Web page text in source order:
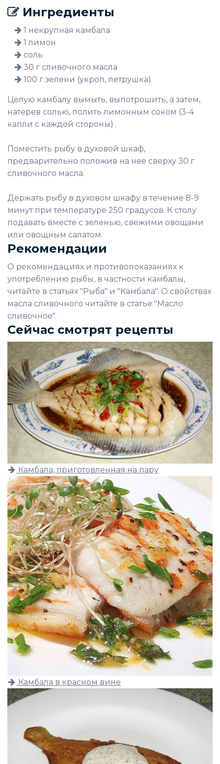
Ингредиенты
1 некрупная камбала
1 лимон
соль
30 г сливочного масла
100 г зелени (укроп, петрушка)
Целую камбалу вымыть, выпотрошить, а затем,
натерев солью, полить лимонным соком (3-4
капли с каждой стороны) .
Поместить рыбу в духовой шкаф,
предварительно положив на неё сверху 30 г
сливочного масла.
Держать рыбу в духовом шкафу в течение 8-9
минут при температуре 250 градусов. К столу
подавать вместе с зеленью, свежими овощами
или овощным салатом.
Рекомендации
О рекомендациях и противопоказаниях к
употреблению рыбы, в частности камбалы,
читайте в статьях "Рыба" и "Камбала". О свойствах
масла сливочного читайте в статье "Масло
сливочное".
Сейчас смотрят рецепты
Камбала, приготовленная на пару
Камбала в красном вине